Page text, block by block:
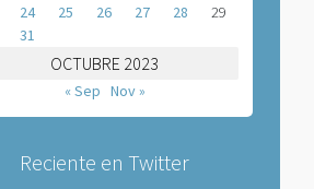
OCTUBRE 2023
24 25 26 27 28
29
31
« Sep Nov »
Reciente en Twitter